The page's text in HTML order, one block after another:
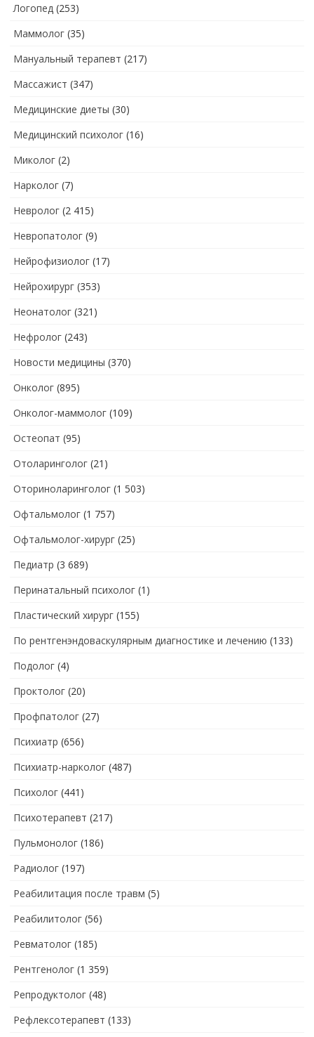
Логопед (253)
Маммолог (35)
Мануальный терапевт (217)
Массажист (347)
Медицинские диеты (30)
Медицинский психолог (16)
Миколог (2)
Нарколог (7)
Невролог (2 415)
Невропатолог (9)
Нейрофизиолог (17)
Нейрохирург (353)
Неонатолог (321)
Нефролог (243)
Новости медицины (370)
Онколог (895)
Онколог-маммолог (109)
Остеопат (95)
Отоларинголог (21)
Оториноларинголог (1 503)
Офтальмолог (1 757)
Офтальмолог-хирург (25)
Педиатр (3 689)
Перинатальный психолог (1)
Пластический хирург (155)
По рентгенэндоваскулярным диагностике и лечению (133)
Подолог (4)
Проктолог (20)
Профпатолог (27)
Психиатр (656)
Психиатр-нарколог (487)
Психолог (441)
Психотерапевт (217)
Пульмонолог (186)
Радиолог (197)
Реабилитация после травм (5)
Реабилитолог (56)
Ревматолог (185)
Рентгенолог (1 359)
Репродуктолог (48)
Рефлексотерапевт (133)